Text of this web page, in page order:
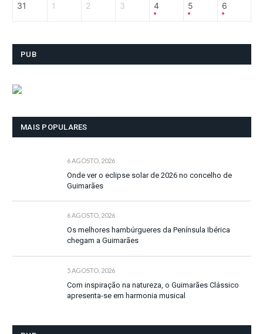
31 1 2 3 4 5 6
PUB
MAIS POPULARES
6 AGOSTO, 2026
Onde ver o eclipse solar de 2026 no concelho de
Guimarães
6 AGOSTO, 2026
Os melhores hambúrgueres da Península Ibérica
chegam a Guimarães
5 AGOSTO, 2026
Com inspiração na natureza, o Guimarães Clássico
apresenta-se em harmonia musical